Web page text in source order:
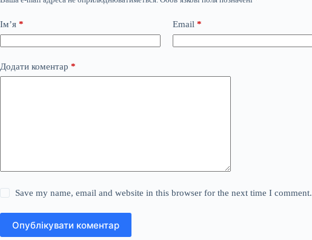
Ім’я * Email *
Додати коментар *
Save my name, email and website in this browser for the next time I comment.
Опублікувати коментар